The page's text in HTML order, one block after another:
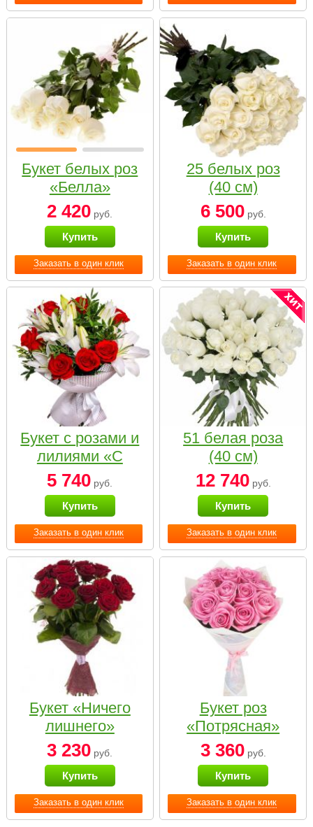
Заказать в один клик
Букет белых роз
«Белла»
2 420 руб.
Купить
Заказать в один клик
25 белых роз
(40 см)
6 500руб.
Купить
Заказать в один клик
Букет с розами и
лилиями «С
наилучшими
пожеланиями»
5 740 руб.
Купить
Заказать в один клик
51 белая роза
(40 см)
12 740руб.
Купить
Заказать в один клик
Букет «Ничего
лишнего»
3 230 руб.
Купить
Заказать в один клик
Букет роз
«Потрясная»
3 360руб.
Купить